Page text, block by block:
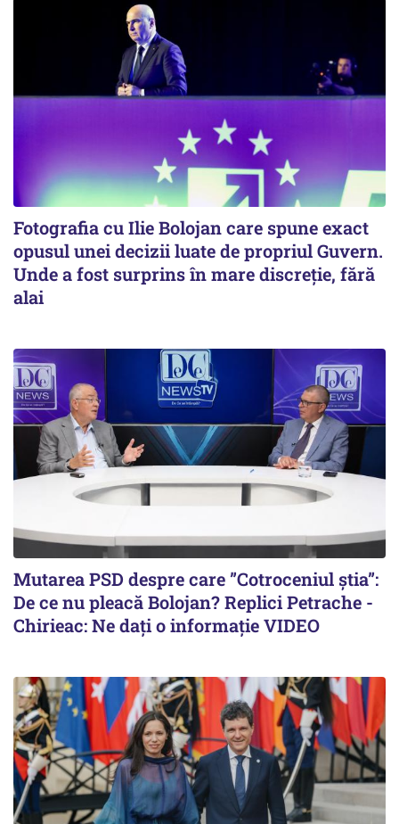
Fotografia cu Ilie Bolojan care spune exact
opusul unei decizii luate de propriul Guvern.
Unde a fost surprins în mare discreție, fără
alai
Mutarea PSD despre care ”Cotroceniul știa”:
De ce nu pleacă Bolojan? Replici Petrache -
Chirieac: Ne dați o informație VIDEO